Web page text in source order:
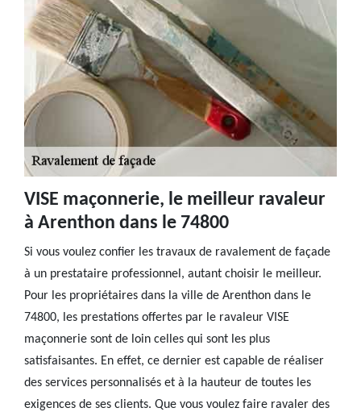
VISE maçonnerie, le meilleur ravaleur
à Arenthon dans le 74800
Si vous voulez confier les travaux de ravalement de façade
à un prestataire professionnel, autant choisir le meilleur.
Pour les propriétaires dans la ville de Arenthon dans le
74800, les prestations offertes par le ravaleur VISE
maçonnerie sont de loin celles qui sont les plus
satisfaisantes. En effet, ce dernier est capable de réaliser
des services personnalisés et à la hauteur de toutes les
exigences de ses clients. Que vous voulez faire ravaler des